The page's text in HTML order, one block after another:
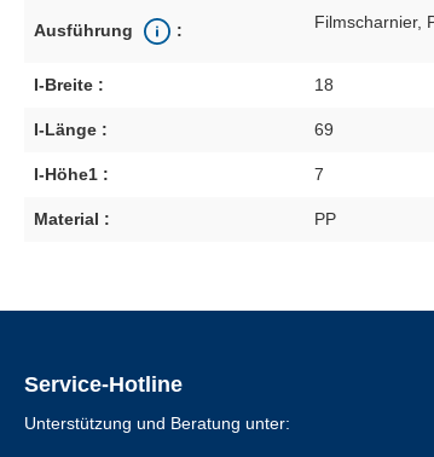
Ausführung : Filmscharnier,
I-Breite : 18
I-Länge : 69
I-Höhe1 : 7
Material : PP
Service-Hotline
Unterstützung und Beratung unter: